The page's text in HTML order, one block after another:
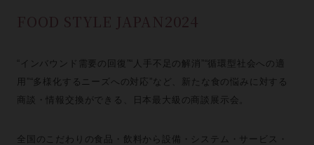
FOOD STYLE JAPAN2024
“インバウンド需要の回復”“人手不足の解消”“循環型社会への適
用”“多様化するニーズへの対応”など、新たな食の悩みに対する
商談・情報交換ができる、日本最大級の商談展示会。
全国のこだわりの食品・飲料から設備・システム・サービス・